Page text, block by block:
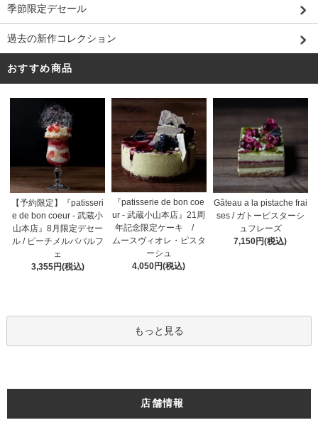
季節限定デセール
過去の新作コレクション
おすすめ商品
【予約限定】『patisseri
e de bon coeur - 武蔵小
山本店』8月限定デセー
ル / ピーチメルバパルフ
ェ
3,355円(税込)
『patisserie de bon coe
ur - 武蔵小山本店』21周
年記念限定ケーキ /
ムースヴィオレ・ピスタ
ーシュ
4,050円(税込)
Gâteau a la pistache frai
ses / ガトーピスターシ
ュフレーズ
7,150円(税込)
もっと見る
店舗情報